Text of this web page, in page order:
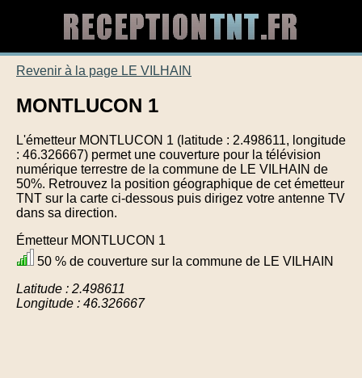
Revenir à la page LE VILHAIN
MONTLUCON 1
L'émetteur MONTLUCON 1 (latitude : 2.498611, longitude
: 46.326667) permet une couverture pour la télévision
numérique terrestre de la commune de LE VILHAIN de
50%. Retrouvez la position géographique de cet émetteur
TNT sur la carte ci-dessous puis dirigez votre antenne TV
dans sa direction.
Émetteur MONTLUCON 1
50 % de couverture sur la commune de LE VILHAIN
Latitude : 2.498611
Longitude : 46.326667